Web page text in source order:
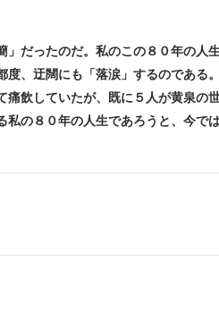
だったのだ。私のこの８０年の人
、迂闊にも「落涙」するのである
飲していたが、既に５人が黄泉の
の８０年の人生であろうと、今で